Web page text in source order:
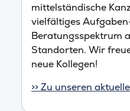
mittelständische
vielfältiges
Beratungsspektrum
Standorten. Wir
neue Kollegen!
>> Zu unseren